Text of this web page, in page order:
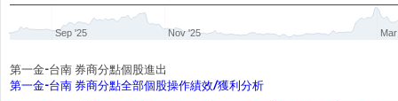
Sep '25 Nov '25
第一金-台南 券商分點個股進出
第一金-台南 券商分點全部個股操作績效/獲利分析